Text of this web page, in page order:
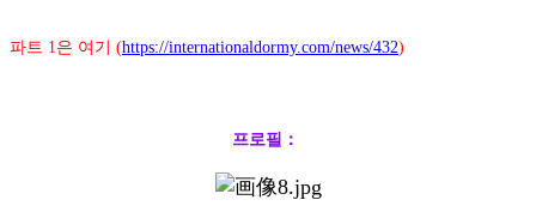
파트 1은 여기 (https://internationaldormy.com/news/432)
프로필：